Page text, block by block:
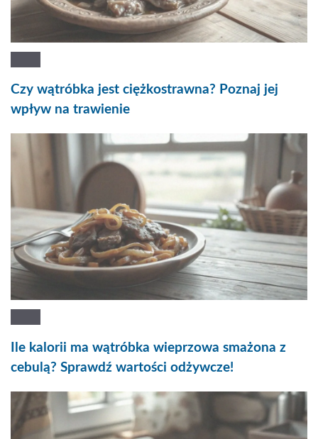
Czy wątróbka jest ciężkostrawna? Poznaj jej
wpływ na trawienie
Ile kalorii ma wątróbka wieprzowa smażona z
cebulą? Sprawdź wartości odżywcze!